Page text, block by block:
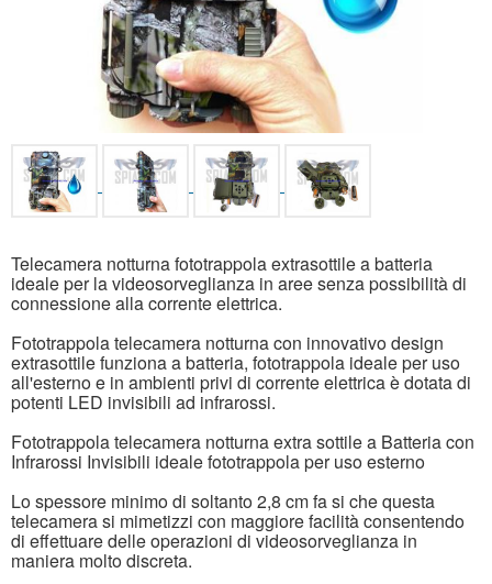
Telecamera notturna fototrappola extrasottile a batteria
ideale per la videosorveglianza in aree senza possibilità di
connessione alla corrente elettrica.
Fototrappola telecamera notturna con innovativo design
extrasottile funziona a batteria, fototrappola ideale per uso
all'esterno e in ambienti privi di corrente elettrica è dotata di
potenti LED invisibili ad infrarossi.
Fototrappola telecamera notturna extra sottile a Batteria con
Infrarossi Invisibili ideale fototrappola per uso esterno
Lo spessore minimo di soltanto 2,8 cm fa si che questa
telecamera si mimetizzi con maggiore facilità consentendo
di effettuare delle operazioni di videosorveglianza in
maniera molto discreta.